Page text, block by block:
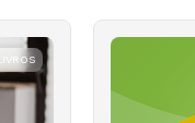
LIVROS